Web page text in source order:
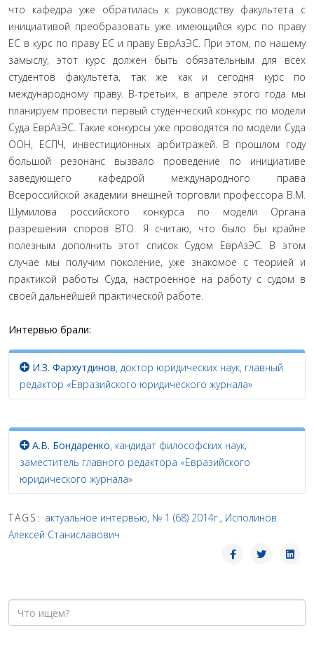
что кафедра уже обратилась к руководству факультета с
инициа­тивой преобразовать уже имеющийся курс по праву
ЕС в курс по праву ЕС и праву ЕврАзЭС. При этом, по нашему
замыслу, этот курс должен быть обязательным для всех
студентов фа­культета, так же как и сегодня курс по
международному праву. В-третьих, в апреле этого года мы
планируем провести пер­вый студенческий конкурс по модели
Суда ЕврАзЭС. Такие конкурсы уже проводятся по модели Суда
ООН, ЕСПЧ, инве­стиционных арбитражей. В прошлом году
большой резонанс вызвало проведение по инициативе
заведующего кафедрой международного права
Всероссийской академии внешней торговли профессора В.М.
Шумилова российского конкур­са по модели Органа
разрешения споров ВТО. Я считаю, что было бы крайне
полезным дополнить этот список Судом Ев­рАзЭС. В этом
случае мы получим поколение, уже знакомое с теорией и
практикой работы Суда, настроенное на работу с судом в
своей дальнейшей практической работе.
Интервью брали:
И.З. Фархутдинов, доктор юридических наук, главный
редактор «Евразийского юридического журнала»
А.В. Бондаренко, кандидат философских наук,
заместитель главного редактора «Евразийского
юридического журнала»
TAGS: актуальное интервью, № 1 (68) 2014г., Исполинов
Алексей Станиславович